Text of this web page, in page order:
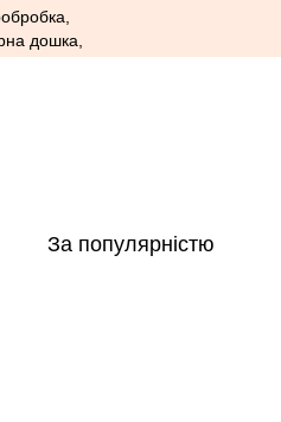
За популярністю